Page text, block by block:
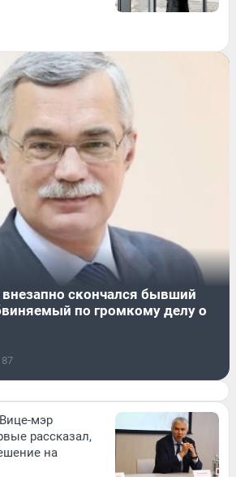
внезапно скончался бывший
по громкому делу о
87
мэр
рассказал,
на